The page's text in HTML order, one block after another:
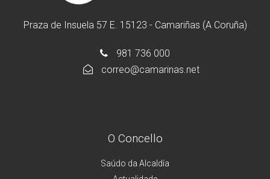
Praza de Insuela 57 E. 15123 - Camariñas (A Coruña)
981 736 000
correo@camarinas.net
O Concello
Saúdo da Alcaldía